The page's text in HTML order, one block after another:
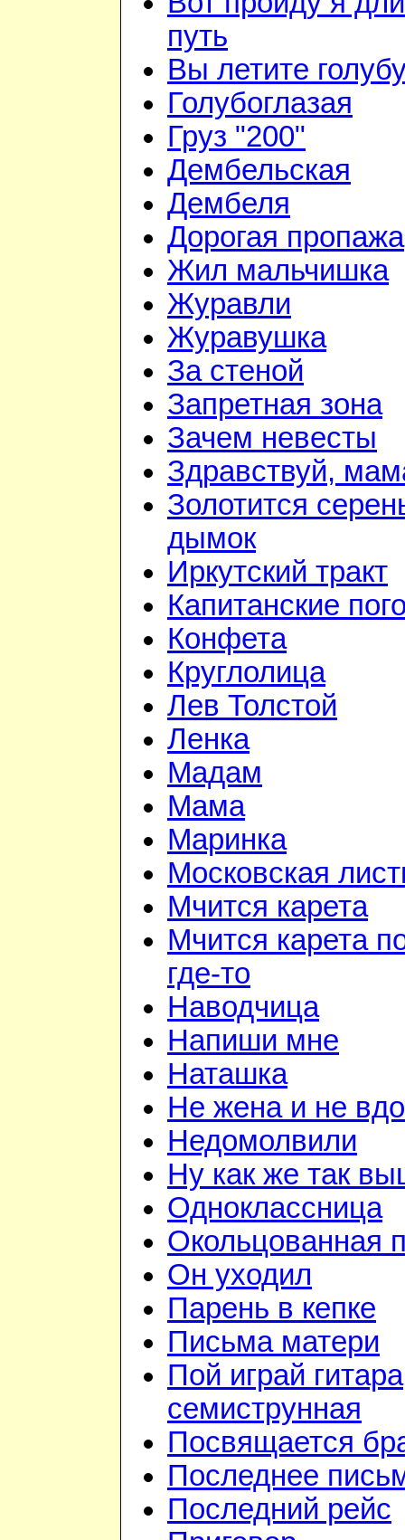
путь
Вы летите
Голубоглазая
Груз "200"
Дембельская
Дембеля
Дорогая пропажа
Жил мальчишка
Журавли
Журавушка
За стеной
Запретная зона
Зачем невесты
Здравствуй,
Золотится
дымок
Иркутский тракт
Капитанские
Конфета
Круглолица
Лев Толстой
Ленка
Мадам
Мама
Маринка
Московская
Мчится карета
Мчится карета
где-то
Наводчица
Напиши мне
Наташка
Не жена и не
Недомолвили
Ну как же так
Одноклассница
Окольцованная
Он уходил
Парень в кепке
Письма матери
Пой играй гитара
семиструнная
Посвящается
Последнее
Последний рейс